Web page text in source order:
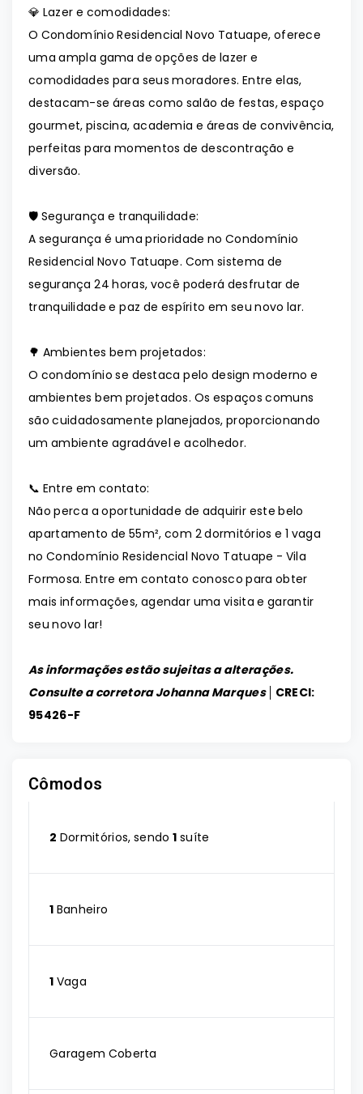
💎 Lazer e comodidades:
O Condomínio Residencial Novo Tatuape, oferece
uma ampla gama de opções de lazer e
comodidades para seus moradores. Entre elas,
destacam-se áreas como salão de festas, espaço
gourmet, piscina, academia e áreas de convivência,
perfeitas para momentos de descontração e
diversão.
🛡️ Segurança e tranquilidade:
A segurança é uma prioridade no Condomínio
Residencial Novo Tatuape. Com sistema de
segurança 24 horas, você poderá desfrutar de
tranquilidade e paz de espírito em seu novo lar.
🌳 Ambientes bem projetados:
O condomínio se destaca pelo design moderno e
ambientes bem projetados. Os espaços comuns
são cuidadosamente planejados, proporcionando
um ambiente agradável e acolhedor.
📞 Entre em contato:
Não perca a oportunidade de adquirir este belo
apartamento de 55m², com 2 dormitórios e 1 vaga
no Condomínio Residencial Novo Tatuape - Vila
Formosa. Entre em contato conosco para obter
mais informações, agendar uma visita e garantir
seu novo lar!
As informações estão sujeitas a alterações.
Consulte a corretora Johanna Marques │ CRECI:
95426-F
Cômodos
2 Dormitórios, sendo1 suíte
1 Banheiro
1 Vaga
Garagem Coberta